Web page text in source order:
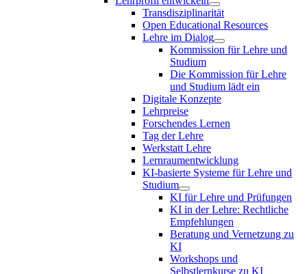
Transdisziplinarität
Open Educational Resources
Lehre im Dialog
Kommission für Lehre und
Studium
Die Kommission für Lehre
und Studium lädt ein
Digitale Konzepte
Lehrpreise
Forschendes Lernen
Tag der Lehre
Werkstatt Lehre
Lernraumentwicklung
KI-basierte Systeme für Lehre und
Studium
KI für Lehre und Prüfungen
KI in der Lehre: Rechtliche
Empfehlungen
Beratung und Vernetzung zu
KI
Workshops und
Selbstlernkurse zu KI